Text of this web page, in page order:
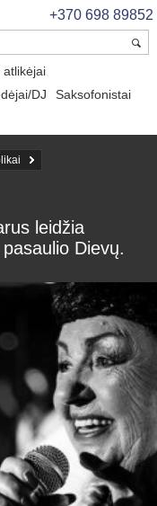
+370 698 89852
atlikėjai
DJ
Saksofonistai
leidžia
Dievų.